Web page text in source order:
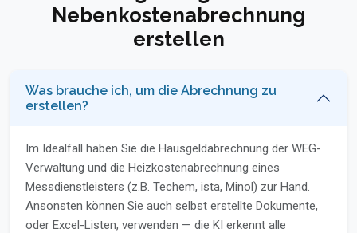
Nebenkostenabrechnung
erstellen
Was brauche ich, um die Abrechnung zu
erstellen?
Im Idealfall haben Sie die Hausgeldabrechnung der WEG-
Verwaltung und die Heizkostenabrechnung eines
Messdienstleisters (z.B. Techem, ista, Minol) zur Hand.
Ansonsten können Sie auch selbst erstellte Dokumente,
oder Excel-Listen, verwenden — die KI erkennt alle